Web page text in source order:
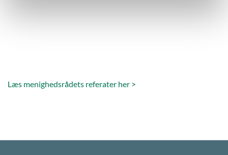
Læs menighedsrådets referater her >